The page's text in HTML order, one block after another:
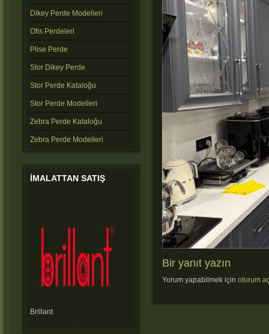
Bir yanıt yazın
Yorum yapabilmek için oturum
Dikey Perde Modelleri
Ofis Perdeleri
Plise Perde
Stor Dikey Perde
Stor Perde Kataloğu
Stor Perde Modelleri
Zebra Perde Kataloğu
Zebra Perde Modelleri
IMALATTAN SATIŞ
Brillant